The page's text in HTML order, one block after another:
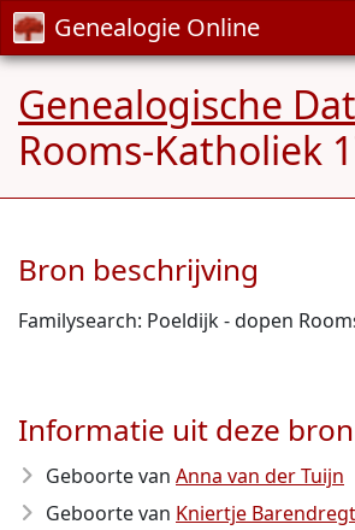
Genealogie Online
Genealogische
Rooms-Katholiek
Bron beschrijving
Familysearch: Poeldijk - dopen
Informatie uit deze bron
Geboorte van Anna van der Tuijn
Geboorte van Kniertje Barendregt